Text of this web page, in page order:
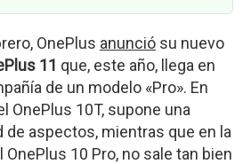
OnePlus anunció su nuevo
11 que, este año, llega en
de un modelo «Pro». En
OnePlus 10T, supone una
aspectos, mientras que en la
10 Pro, no sale tan bien